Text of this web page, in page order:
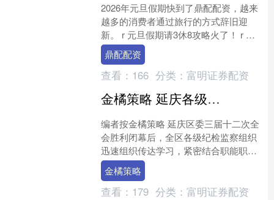
2026年元旦假期快到了鼎配配资，越来
越多的消费者通过旅行的方式辞旧迎
新。 r 元旦假期请3休8攻略火了！ r 请3
休8的朋友们，已经提前享受元旦假期的
快乐了。....
鼎配配资
查看： 166 分类： 富明证券配资
金橘策略 延庆各级纪检监察组织学习区委三届十二次全会精神话体会谈落实
编者按金橘策略 延庆区委三届十二次全
会胜利闭幕后，全区各级纪检监察组织
迅速组织传达学习，紧密结合职能职责
研究谋划落实举措。大家一致表示，要
将思想和行动统一到全会....
金橘策略
查看： 179 分类： 富明证券配资